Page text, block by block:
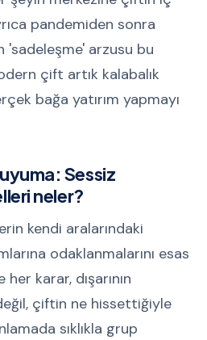
pandemiden sonra
arzusu bu
çift artık kalabalık
bağa yatırım yapmayı
Sessiz
neler?
kendi aralarındaki
odaklanmalarını esas
her karar, dışarının
çiftin ne hissettiğiyle
sıklıkla grup